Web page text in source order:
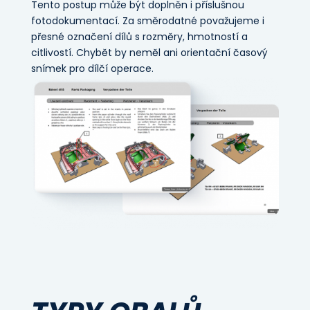
Tento postup může být doplněn i příslušnou
fotodokumentací. Za směrodatné považujeme i
přesné označení dílů s rozměry, hmotností a
citlivostí. Chybět by neměl ani orientační časový
snímek pro dílčí operace.